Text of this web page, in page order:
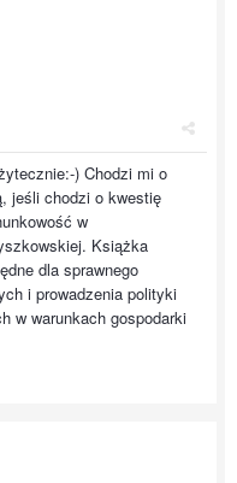
) Chodzi mi o
jeśli chodzi o kwestię
w
Książka
dla sprawnego
i prowadzenia polityki
w warunkach gospodarki